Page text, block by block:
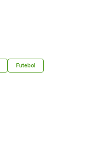
Futebol